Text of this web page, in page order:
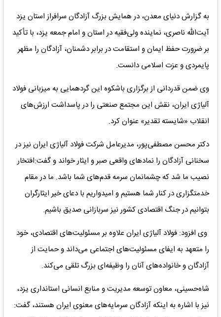
به گزارش دنیای معدن، در همایش بزرگ آزادگان سرافراز استان یزد
آیت‌الله ناصری، نماینده ولی‌فقیه در استان و امام جمعه یزد، با تأکید
بر ضرورت حفظ ایمان و استقامت در برابر دشمنان، آزادگان را مظهر
پایمردی و عزت اسلامی دانست.
وی ضمن قدردانی از برگزاری باشکوه این گردهمایی به میزبانی فولاد
آلیاژی ایران، نقش این مجتمع صنعتی را در پاسداشت ارزش‌های
انقلاب «شایسته تقدیر» عنوان کرد.
دکتر محسن مصطفی‌پور، مدیرعامل شرکت فولاد آلیاژی ایران نیز در
سخنانی آزادگان را نمادهای واقعی صبر و ایثار خواند و گفت:افتخار
نصیب ما شد که چشمانمان سرمه قدم‌های شما باشد. ما در مقام
خدمتگزاری در کنار شما هستیم و امیدواریم با دعای خیر ایثارگران
بتوانیم در جنگ اقتصادی کشور نیز سربازانی صدیق باشیم.
وی افزود: فولاد آلیاژی ایران علاوه بر مسئولیت‌های اقتصادی، خود
را متعهد به ایفای مسئولیت‌های اجتماعی می‌داند و حمایت از
آزادگان و خانواده‌های آنان را وظیفه‌ای بزرگ تلقی می‌کند.
شاه‌حسینی، معاون توسعه مدیریت و منابع انسانی استانداری یزد،
نیز با اشاره به اینکه آزادگان سرمایه‌های معنوی ایران هستند، گفت: